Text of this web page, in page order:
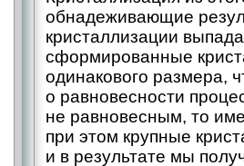
обнадеживающие
кристаллизации
сформированные
одинакового размера,
о равновесности
не равновесным, то
при этом крупные
и в результате мы